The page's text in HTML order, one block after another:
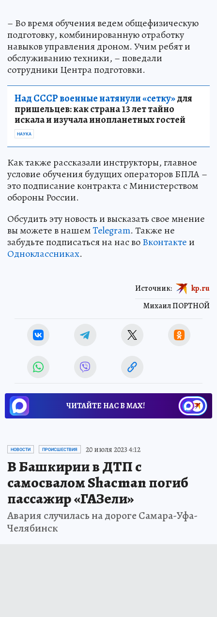
– Во время обучения ведем общефизическую
подготовку, комбинированную отработку
навыков управления дроном. Учим ребят и
обслуживанию техники, – поведали
сотрудники Центра подготовки.
Над СССР военные натянули «сетку»для
пришельцев: как страна 13 лет тайно
искала и изучала инопланетных гостей
НАУКА
Как также рассказали инструкторы, главное
условие обучения будущих операторов БПЛА –
это подписание контракта с Министерством
обороны России.
Обсудить эту новость и высказать свое мнение
вы можете в нашемTelegram. Также не
забудьте подписаться на нас воВконтактеи
Одноклассниках.
Михаил ПОРТНОЙ
Источник: kp.ru
ЧИТАЙТЕ НАС В МАХ!
НОВОСТИ ПРОИСШЕСТВИЯ 20 июля 2023 4:12
В Башкирии в ДТП с
самосвалом Shacman погиб
пассажир «ГАЗели»
Авария случилась на дороге Самара-Уфа-
Челябинск